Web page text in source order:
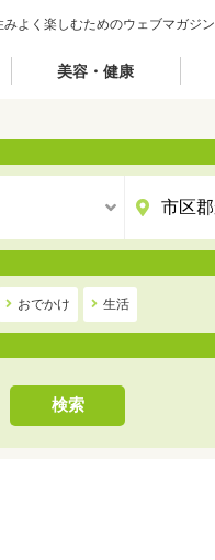
よく楽しむためのウェブマガジン
美容・健康
おでかけ 生活
検索